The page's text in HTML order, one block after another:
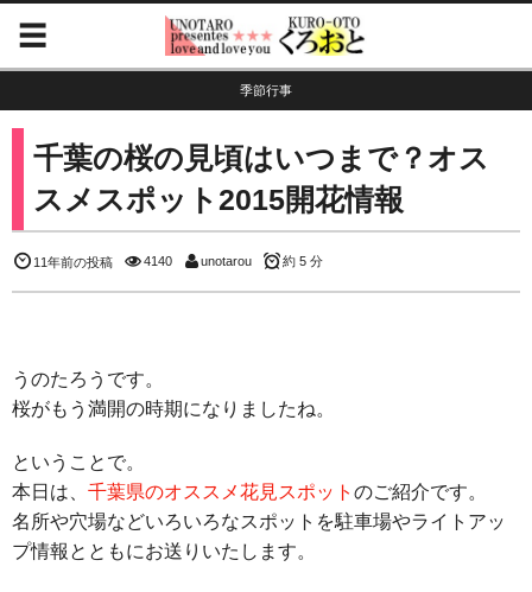
季節行事
千葉の桜の見頃はいつまで？オス
スメスポット2015開花情報
11年前の投稿 4140 unotarou 約 5 分
うのたろうです。
桜がもう満開の時期になりましたね。
ということで。
本日は、 千葉県のオススメ花見スポット のご紹介です。
名所や穴場などいろいろなスポットを駐車場やライトアッ
プ情報とともにお送りいたします。